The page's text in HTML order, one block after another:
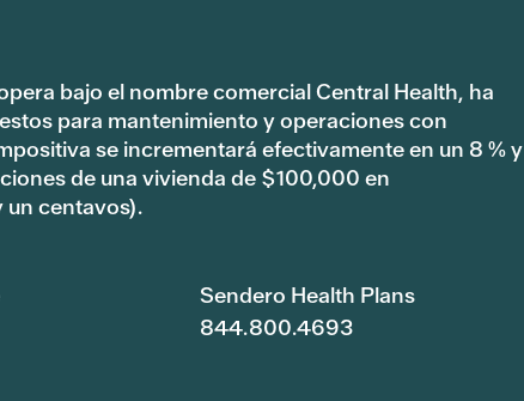
bajo el nombre comercial Central Health, ha
para mantenimiento y operaciones con
se incrementará efectivamente en un 8 % y
de una vivienda de $100,000 en
un centavos).
Sendero Health Plans
844.800.4693